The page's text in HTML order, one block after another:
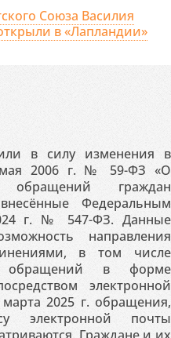
Союза Василия
в «Лапландии»
в силу изменения в
2006 г. № 59-ФЗ «О
обращений граждан
Федеральным
г. № 547-ФЗ. Данные
направления
в том числе
обращений в форме
электронной
2025 г. обращения,
электронной почты